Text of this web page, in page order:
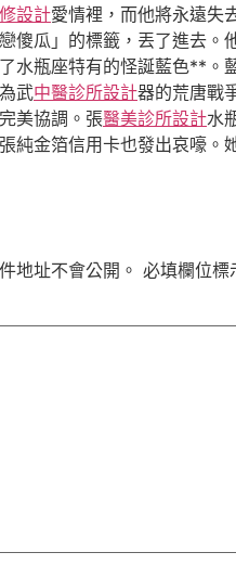
設計愛情裡，而他將永遠失
傻瓜」的標籤，丟了進去
水瓶座特有的怪誕藍色**。
武中醫診所設計器的荒唐戰
美協調。張醫美診所設計水
純金箔信用卡也發出哀嚎。
地址不會公開。 必填欄位標